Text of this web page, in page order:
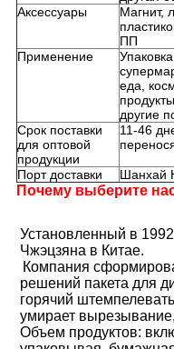
Аксессуары
Магнит,
ПП
Применение
еда,
другие
Срок поставки
для оптовой
продукции
11-46
Порт доставки Шанхай
Почему выберите
Установленный в
Чжэцзяна в Китае.
Компания
решений пакета для
горячий
умирает
Объем продуктов: